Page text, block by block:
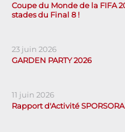
Coupe du Monde de la FIFA
stades du Final 8 !
23 juin 2026
GARDEN PARTY 2026
11 juin 2026
Rapport d'Activité